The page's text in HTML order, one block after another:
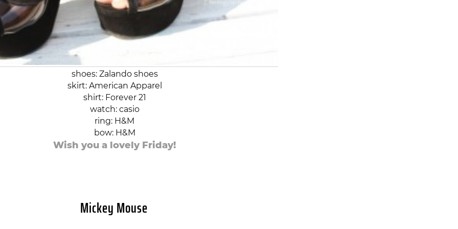
shoes: Zalando shoes
skirt: American Apparel
shirt: Forever 21
watch: casio
ring: H&M
bow: H&M
Wish you a lovely Friday!
Mickey Mouse